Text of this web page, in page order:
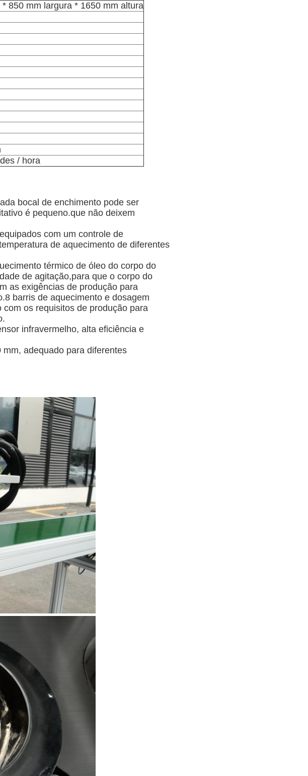
850 mm largura * 1650 mm altura
/ hora
bocal de enchimento pode ser
é pequeno.que não deixem
com um controle de
de aquecimento de diferentes
térmico de óleo do corpo do
de agitação,para que o corpo do
as exigências de produção para
barris de aquecimento e dosagem
os requisitos de produção para
infravermelho, alta eficiência e
adequado para diferentes